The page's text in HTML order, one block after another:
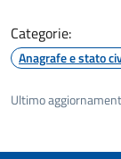
Categorie:
Anagrafe e stato
Ultimo